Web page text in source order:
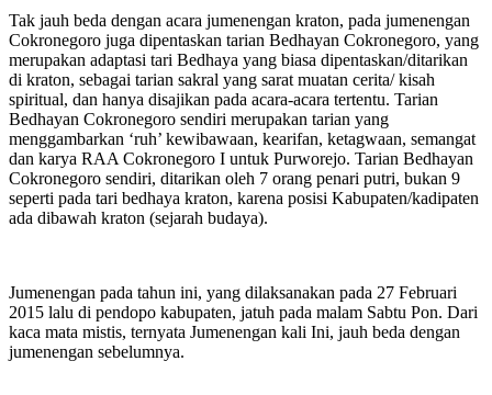
Tak jauh beda dengan acara jumenengan kraton, pada jumenengan
Cokronegoro juga dipentaskan tarian Bedhayan Cokronegoro, yang
merupakan adaptasi tari Bedhaya yang biasa dipentaskan/ditarikan
di kraton, sebagai tarian sakral yang sarat muatan cerita/ kisah
spiritual, dan hanya disajikan pada acara-acara tertentu. Tarian
Bedhayan Cokronegoro sendiri merupakan tarian yang
menggambarkan ‘ruh’ kewibawaan, kearifan, ketagwaan, semangat
dan karya RAA Cokronegoro I untuk Purworejo. Tarian Bedhayan
Cokronegoro sendiri, ditarikan oleh 7 orang penari putri, bukan 9
seperti pada tari bedhaya kraton, karena posisi Kabupaten/kadipaten
ada dibawah kraton (sejarah budaya).
Jumenengan pada tahun ini, yang dilaksanakan pada 27 Februari
2015 lalu di pendopo kabupaten, jatuh pada malam Sabtu Pon. Dari
kaca mata mistis, ternyata Jumenengan kali Ini, jauh beda dengan
jumenengan sebelumnya.